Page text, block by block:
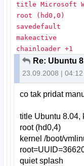
title Microsoft
root (hd0,0)
savedefault
makeactive
chainloader +1
23.09.2008 | 04:12
co tak pridat
title Ubuntu 8.04,
root (hd0,4)
kernel /boot/
quiet splash